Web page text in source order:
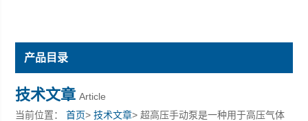
产品目录
技术文章 Article
当前位置：首页>技术文章> 超高压手动泵是一种用于高压气体